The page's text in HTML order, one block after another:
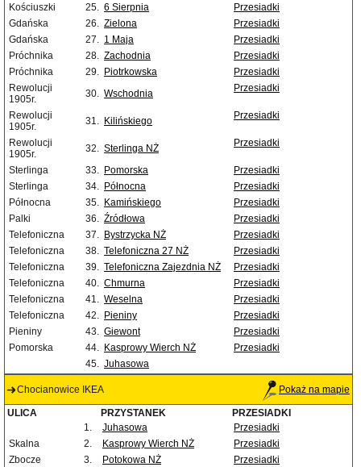
Kościuszki
25. 6 Sierpnia
Przesiadki
Gdańska
26. Zielona
Przesiadki
Gdańska
27. 1 Maja
Przesiadki
Próchnika
28. Zachodnia
Przesiadki
Próchnika
29. Piotrkowska
Przesiadki
Rewolucji
1905r.
30. Wschodnia Przesiadki
Rewolucji
1905r.
31. Kilińskiego Przesiadki
Rewolucji
1905r.
32. Sterlinga NŻ Przesiadki
Sterlinga 33. Pomorska
Przesiadki
Sterlinga
34. Północna
Przesiadki
Północna
35. Kamińskiego
Przesiadki
Palki
36. Źródłowa
Przesiadki
Telefoniczna
37. Bystrzycka NŻ
Przesiadki
Telefoniczna
38. Telefoniczna 27 NŻ
Przesiadki
Telefoniczna
39. Telefoniczna Zajezdnia NŻ
Przesiadki
Telefoniczna
40. Chmurna
Przesiadki
Telefoniczna
41. Weselna
Przesiadki
Telefoniczna
42. Pieniny
Przesiadki
Pieniny
43. Giewont
Przesiadki
Pomorska
44. Kasprowy Wierch NŻ
Przesiadki
45. Juhasowa
Chocianowice IKEA Pokaż na mapie
ULICA PRZYSTANEK
PRZESIADKI
1.
Juhasowa
Przesiadki
Skalna
2. Kasprowy Wierch NŻ
Przesiadki
Zbocze
3. Potokowa NŻ
Przesiadki